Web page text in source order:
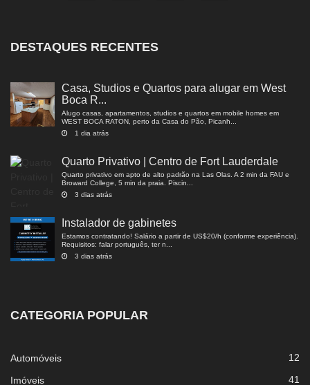
DESTAQUES RECENTES
Casa, Studios e Quartos para alugar em West
Boca R...
Alugo casas, apartamentos, studios e quartos em mobile homes em
WEST BOCA RATON, perto da Casa do Pão, Picanh...
1 dia atrás
Quarto Privativo | Centro de Fort Lauderdale
Quarto privativo em apto de alto padrão na Las Olas. A 2 min da FAU e
Broward College, 5 min da praia. Piscin...
3 dias atrás
Instalador de gabinetes
Estamos contratando! Salário a partir de US$20/h (conforme experiência).
Requisitos: falar português, ter n...
3 dias atrás
CATEGORIA POPULAR
Automóveis 12
Imóveis 41